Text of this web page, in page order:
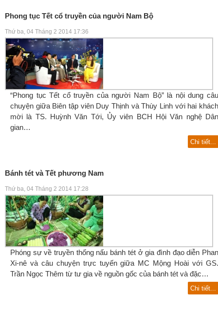
Phong tục Tết cổ truyền của người Nam Bộ
Thứ ba, 04 Tháng 2 2014 17:36
“Phong tục Tết cổ truyền của người Nam Bộ” là nội dung câu
chuyện giữa Biên tập viên Duy Thịnh và Thùy Linh với hai khách
mời là TS. Huỳnh Văn Tới, Ủy viên BCH Hội Văn nghệ Dân
gian…
Chi tiết...
Bánh tét và Tết phương Nam
Thứ ba, 04 Tháng 2 2014 17:28
Phóng sự về truyền thống nấu bánh tét ở gia đình đạo diễn Phan
Xi-nê và câu chuyện trực tuyến giữa MC Mộng Hoài với GS.
Trần Ngọc Thêm từ tư gia về nguồn gốc của bánh tét và đặc…
Chi tiết...